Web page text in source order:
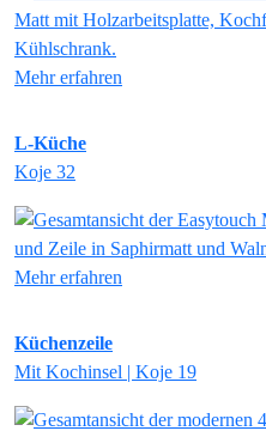
Mehr erfahren
L-Küche
Koje 32
Mehr erfahren
Küchenzeile
Mit Kochinsel | Koje 19